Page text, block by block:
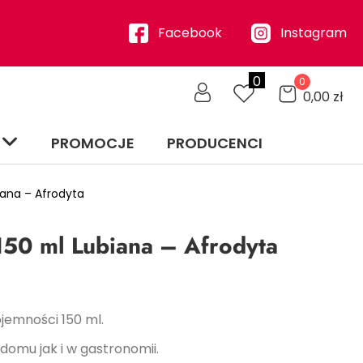
Facebook Instagram
0 0
0,00 zł
PROMOCJE PRODUCENCI
– Afrodyta
ml Lubiana – Afrodyta
150 ml.
jak i w gastronomii.